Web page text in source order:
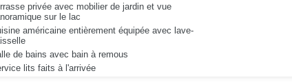
privée avec mobilier de jardin et vue
sur le lac
américaine entièrement équipée avec lave-
de bains avec bain à remous
lits faits à l'arrivée